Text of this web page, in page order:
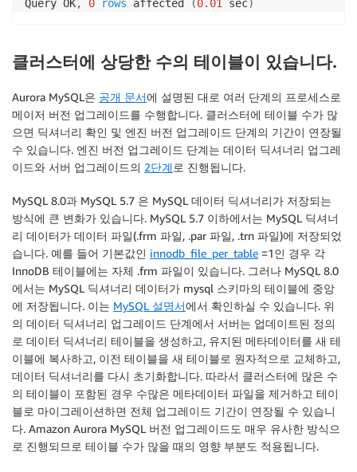
Query OK, 0 rows affected ( 0.01 sec)
클러스터에 상당한 수의 테이블이 있습니다.
Aurora MySQL은 공개 문서에 설명된 대로 여러 단계의 프로세스로
메이저 버전 업그레이드를 수행합니다. 클러스터에 테이블 수가 많
으면 딕셔너리 확인 및 엔진 버전 업그레이드 단계의 기간이 연장될
수 있습니다. 엔진 버전 업그레이드 단계는 데이터 딕셔너리 업그레
이드와 서버 업그레이드의 2단계 로 진행됩니다.
MySQL 8.0과 MySQL 5.7 은 MySQL 데이터 딕셔너리가 저장되는
방식에 큰 변화가 있습니다. MySQL 5.7 이하에서는 MySQL 딕셔너
리 데이터가 데이터 파일(.frm 파일, .par 파일, .trn 파일)에 저장되었
습니다. 예를 들어 기본값인 innodb_file_per_table =1인 경우 각
InnoDB 테이블에는 자체 .frm 파일이 있습니다. 그러나 MySQL 8.0
에서는 MySQL 딕셔너리 데이터가 mysql 스키마의 테이블에 중앙
에 저장됩니다. 이는 MySQL 설명서에서 확인하실 수 있습니다. 위
의 데이터 딕셔너리 업그레이드 단계에서 서버는 업데이트된 정의
로 데이터 딕셔너리 테이블을 생성하고, 유지된 메타데이터를 새 테
이블에 복사하고, 이전 테이블을 새 테이블로 원자적으로 교체하고,
데이터 딕셔너리를 다시 초기화합니다. 따라서 클러스터에 많은 수
의 테이블이 포함된 경우 수많은 메타데이터 파일을 제거하고 테이
블로 마이그레이션하면 전체 업그레이드 기간이 연장될 수 있습니
다. Amazon Aurora MySQL 버전 업그레이드도 매우 유사한 방식으
로 진행되므로 테이블 수가 많을 때의 영향 부분도 적용됩니다.